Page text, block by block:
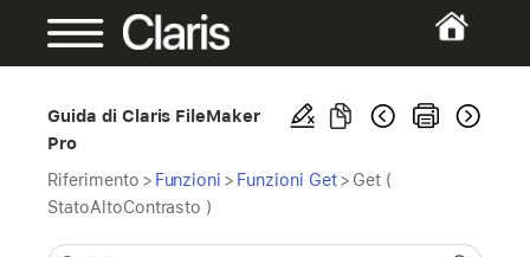
Guida di Claris FileMaker
Pro
Riferimento > Funzioni > Funzioni Get> Get (
StatoAltoContrasto )